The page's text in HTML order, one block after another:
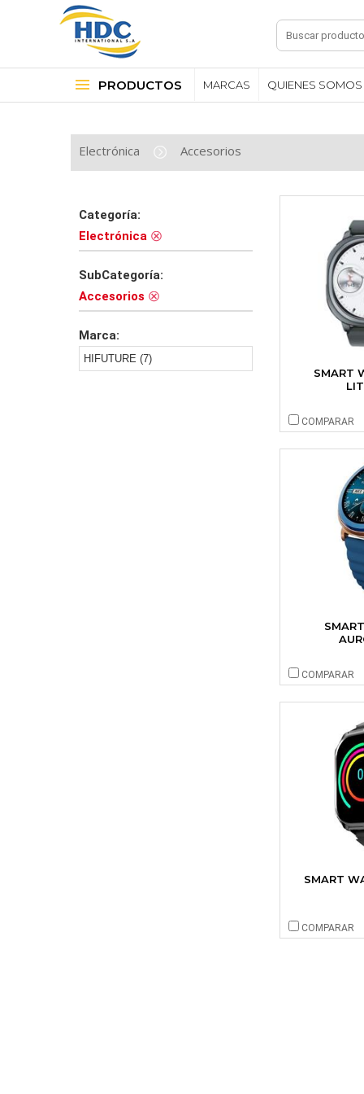
PRODUCTOS MARCAS QUIENES SOMOS
Electrónica Accesorios
Categoría:
Electrónica
SubCategoría:
Accesorios
Marca:
HIFUTURE (7)
SMART
COMPARAR
COMPARAR
SMART
COMPARAR